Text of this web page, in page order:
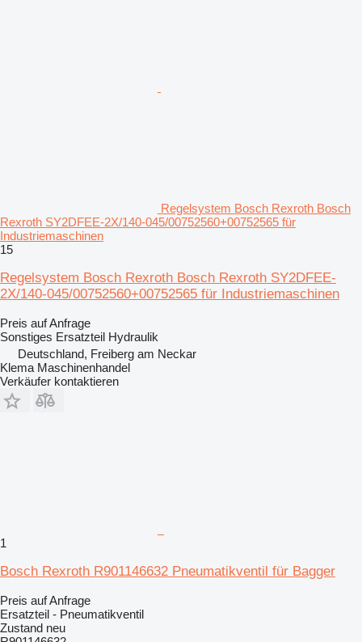
Regelsystem Bosch Rexroth Bosch
Rexroth SY2DFEE-2X/140-045/00752560+00752565 für
Industriemaschinen
15
Regelsystem Bosch Rexroth Bosch Rexroth SY2DFEE-
2X/140-045/00752560+00752565 für Industriemaschinen
Preis auf Anfrage
Sonstiges Ersatzteil Hydraulik
Deutschland, Freiberg am Neckar
Klema Maschinenhandel
Verkäufer kontaktieren
1
Bosch Rexroth R901146632 Pneumatikventil für Bagger
Preis auf Anfrage
Ersatzteil - Pneumatikventil
Zustand neu